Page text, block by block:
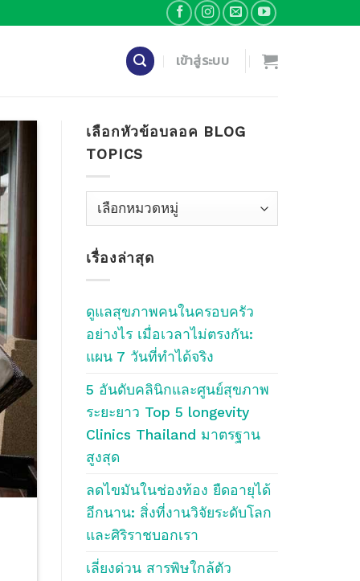
เข้าสู่ระบบ
เลือกหัวข้อบลอค BLOG
TOPICS
เลือก
บลอค
Blog
เรื่องล่าสุด
ดูแลสุขภาพคนในครอบครัว
อย่างไร เมื่อเวลาไม่ตรงกัน:
แผน 7 วันที่ทำได้จริง
5 อันดับคลินิกและศูนย์สุขภาพ
ระยะยาว Top 5 longevity
Clinics Thailand มาตรฐาน
สูงสุด
ลดไขมันในช่องท้อง ยืดอายุได้
อีกนาน: สิ่งที่งานวิจัยระดับโลก
และศิริราชบอกเรา
เลี่ยงด่วน สารพิษใกล้ตัว